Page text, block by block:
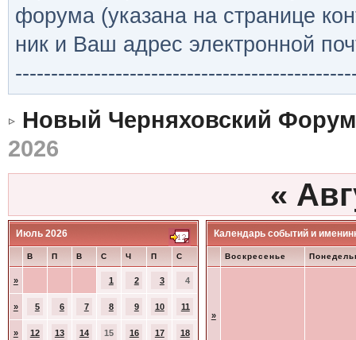
форума (указана на странице
ник и Ваш адрес электронной
Новый Черняховский Форум
2026
«
Июль 2026
В П В С Ч П С
» 1 2 3 4
» 5 6 7 8 9 10 11
» 12 13 14 15 16 17 18
Календарь событий и
Воскресенье
»